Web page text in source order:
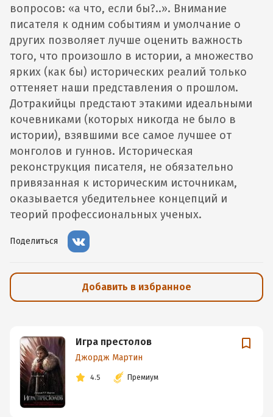
вопросов: «а что, если бы?..». Внимание
писателя к одним событиям и умолчание о
других позволяет лучше оценить важность
того, что произошло в истории, а множество
ярких (как бы) исторических реалий только
оттеняет наши представления о прошлом.
Дотракийцы предстают этакими идеальными
кочевниками (которых никогда не было в
истории), взявшими все самое лучшее от
монголов и гуннов. Историческая
реконструкция писателя, не обязательно
привязанная к историческим источникам,
оказывается убедительнее концепций и
теорий профессиональных ученых.
Поделиться
Добавить в избранное
Игра престолов
Джордж Мартин
4.5 Премиум